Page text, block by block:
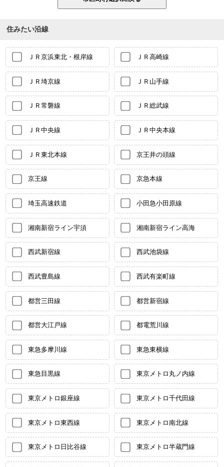
住みたい沿線
ＪＲ京浜東北・根岸線 ＪＲ高崎線
ＪＲ埼京線 ＪＲ山手線
ＪＲ常磐線 ＪＲ総武線
ＪＲ中央線 ＪＲ中央本線
ＪＲ東北本線 京王井の頭線
京王線 京急本線
埼玉高速鉄道 小田急小田原線
湘南新宿ライン宇須 湘南新宿ライン高海
西武新宿線 西武池袋線
西武豊島線 西武有楽町線
都営三田線 都営新宿線
都営大江戸線 都電荒川線
東急多摩川線 東急東横線
東急目黒線 東京メトロ丸ノ内線
東京メトロ銀座線 東京メトロ千代田線
東京メトロ東西線 東京メトロ南北線
東京メトロ日比谷線 東京メトロ半蔵門線